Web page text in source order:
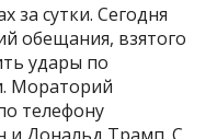
за сутки. Сегодня
обещания, взятого
удары по
Мораторий
телефону